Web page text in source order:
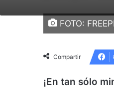
FOTO:
Compartir
¡En tan sólo